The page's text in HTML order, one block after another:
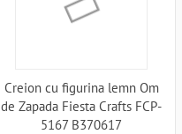
Creion cu figurina lemn Om
de Zapada Fiesta Crafts FCP-
5167 B370617